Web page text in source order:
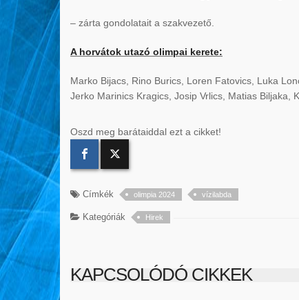
– zárta gondolatait a szakvezető.
A horvátok utazó olimpai kerete:
Marko Bijacs, Rino Burics, Loren Fatovics, Luka
Jerko Marinics Kragics, Josip Vrlics, Matias Biljaka,
Oszd meg barátaiddal ezt a cikket!
Címkék olimpia 2024 vízilabda
Kategóriák Hirek
KAPCSOLÓDÓ CIKKEK